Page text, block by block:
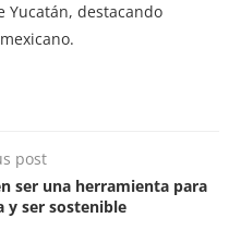
destacando
post
ser una herramienta para
y ser sostenible